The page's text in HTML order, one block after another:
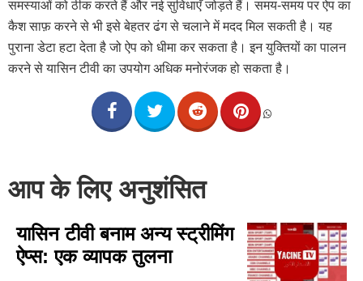
समस्याओं को ठीक करते हैं और नई सुविधाएँ जोड़ते हैं। समय-समय पर ऐप का
कैश साफ़ करने से भी इसे बेहतर ढंग से चलाने में मदद मिल सकती है। यह
पुराना डेटा हटा देता है जो ऐप को धीमा कर सकता है। इन युक्तियों का पालन
करने से यासिन टीवी का उपयोग अधिक मनोरंजक हो सकता है।
आप के लिए अनुशंसित
यासिन टीवी बनाम अन्य स्ट्रीमिंग
ऐप्स: एक व्यापक तुलना